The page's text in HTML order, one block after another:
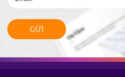
HOT
03/10/2025
10h00
ĐĂNG KÝ
GỬI